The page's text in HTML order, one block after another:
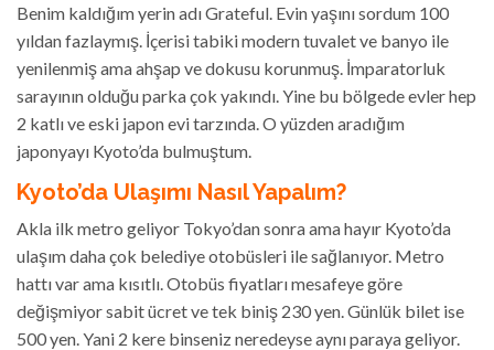
Benim kaldığım yerin adı Grateful. Evin yaşını sordum 100
yıldan fazlaymış. İçerisi tabiki modern tuvalet ve banyo ile
yenilenmiş ama ahşap ve dokusu korunmuş. İmparatorluk
sarayının olduğu parka çok yakındı. Yine bu bölgede evler hep
2 katlı ve eski japon evi tarzında. O yüzden aradığım
japonyayı Kyoto’da bulmuştum.
Kyoto’da Ulaşımı Nasıl Yapalım?
Akla ilk metro geliyor Tokyo’dan sonra ama hayır Kyoto’da
ulaşım daha çok belediye otobüsleri ile sağlanıyor. Metro
hattı var ama kısıtlı. Otobüs fiyatları mesafeye göre
değişmiyor sabit ücret ve tek biniş 230 yen. Günlük bilet ise
500 yen. Yani 2 kere binseniz neredeyse aynı paraya geliyor.